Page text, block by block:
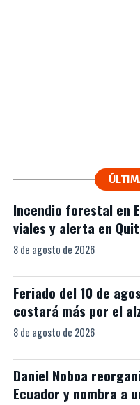
Incendio forestal en
viales y alerta en
8 de agosto de 2026
Feriado del 10 de
costará más por el
8 de agosto de 2026
Daniel Noboa
Ecuador y nombra a